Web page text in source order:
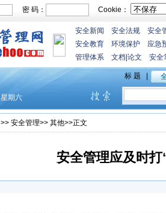
密 码： Cookie：
安全新闻 安全法规 安全
安全教育
环境保护 应急
管理体系
文档 论文 安全
>> 安全管理>> 其他>>正文
安全管理应及时打